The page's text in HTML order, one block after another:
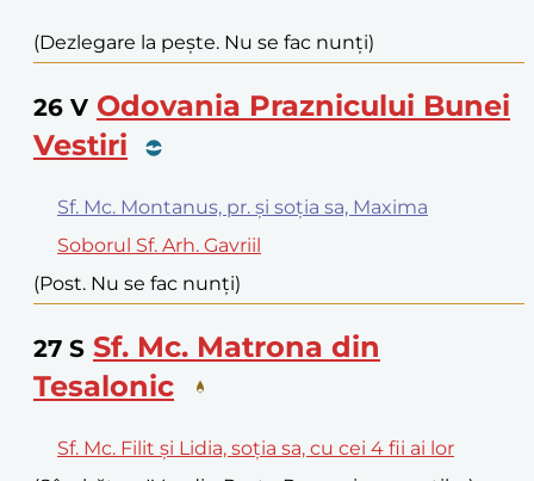
(Dezlegare la pește. Nu se fac nunți)
26 V Odovania Praznicului Bunei
Vestiri
Sf. Mc. Montanus, pr. și soția sa, Maxima
Soborul Sf. Arh. Gavriil
(Post. Nu se fac nunți)
27 S Sf. Mc. Matrona din
Tesalonic
Sf. Mc. Filit și Lidia, soția sa, cu cei 4 fii ai lor